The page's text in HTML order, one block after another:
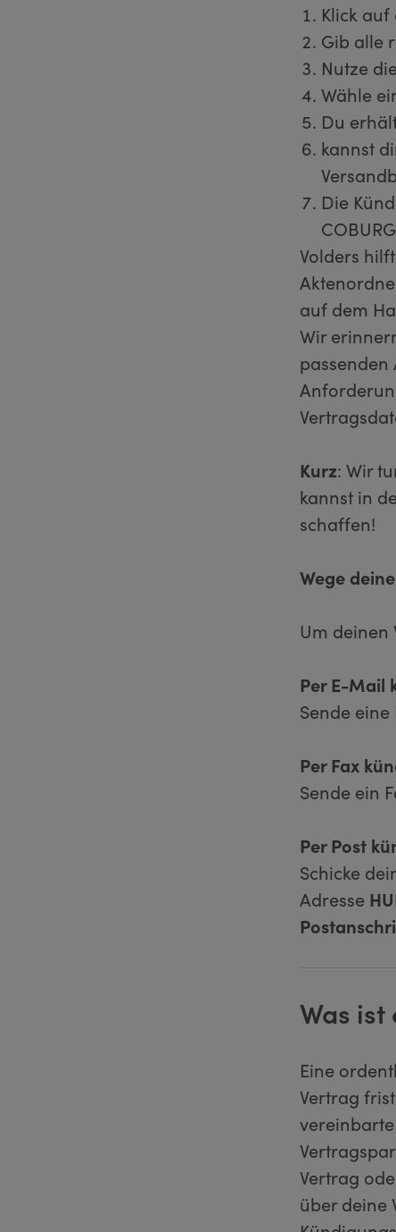
Klick
Gib alle
Nutze
Wähle
Du
kannst
Die
Volders
auf dem
Wir
Kurz: Wir
kannst in
schaffen!
Wege
Um deinen
Per E-Mail
Sende
Per Fax
Sende ein
Per Post
Schicke
Adresse
Was
Eine
Vertrag
Vertrag
über deine